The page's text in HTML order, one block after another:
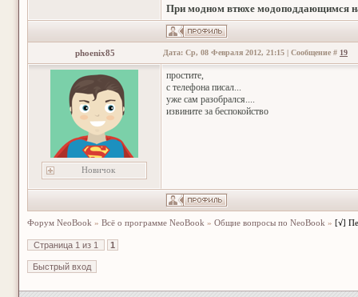
При модном втюхе модоподдающимся
phoenix85 Дата: Ср, 08 Февраля 2012, 21:15 | Сообщение # 19
Новичок
простите,
с телефона писал...
уже сам разобрался....
извините за беспокойство
Форум NeoBook » Всё о программе NeoBook » Общие вопросы по NeoBook » [√]
Страница 1 из 1 1